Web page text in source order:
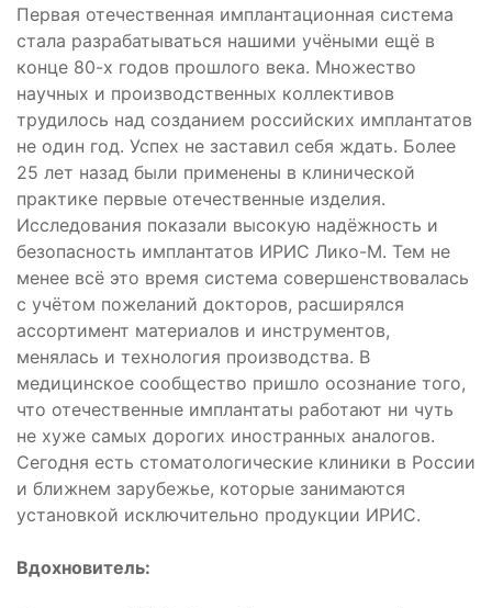
Первая отечественная имплантационная система
стала разрабатываться нашими учёными ещё в
конце 80-х годов прошлого века. Множество
научных и производственных коллективов
трудилось над созданием российских имплантатов
не один год. Успех не заставил себя ждать. Более
25 лет назад были применены в клинической
практике первые отечественные изделия.
Исследования показали высокую надёжность и
безопасность имплантатов ИРИС Лико-М. Тем не
менее всё это время система совершенствовалась
с учётом пожеланий докторов, расширялся
ассортимент материалов и инструментов,
менялась и технология производства. В
медицинское сообщество пришло осознание того,
что отечественные имплантаты работают ни чуть
не хуже самых дорогих иностранных аналогов.
Сегодня есть стоматологические клиники в России
и ближнем зарубежье, которые занимаются
установкой исключительно продукции ИРИС.
Вдохновитель: